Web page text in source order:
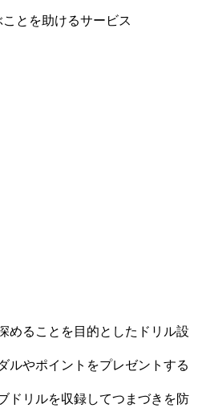
とを助けるサービス
めることを目的としたドリル設
ルやポイントをプレゼントする
ドリルを収録してつまづきを防